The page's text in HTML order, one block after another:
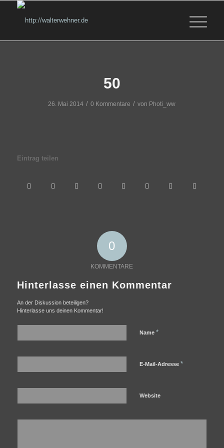
50
26. Mai 2014 / 0 Kommentare / von Photi_ww
Eintrag teilen
0
KOMMENTARE
Hinterlasse einen Kommentar
An der Diskussion beteiligen?
Hinterlasse uns deinen Kommentar!
Name *
E-Mail-Adresse *
Website